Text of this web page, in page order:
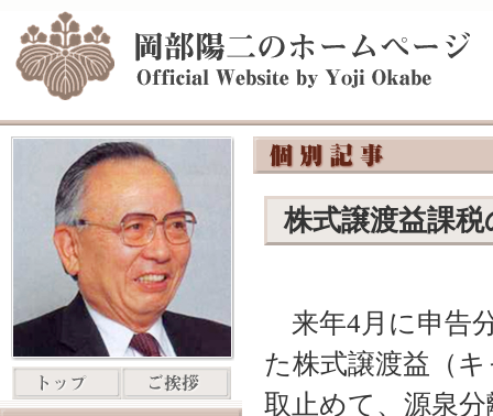
株式譲渡益課
来年4月に申告
た株式譲渡益（
取止めて、源泉